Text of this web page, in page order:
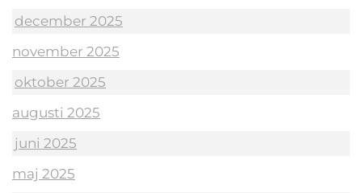
december 2025
november 2025
oktober 2025
augusti 2025
juni 2025
maj 2025